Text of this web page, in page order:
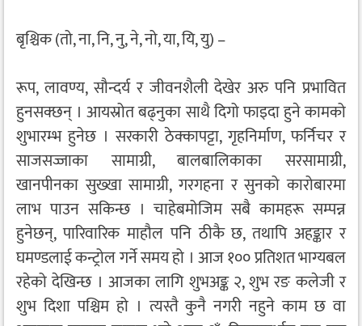
बृश्चिक (तो, ना, नि, नु, ने, नो, या, यि, यु) –
रूप, लावण्य, सौन्दर्य र जीवनशैली देखेर अरु पनि प्रभावित
हुनसक्छन् । आयस्रोत बढ्नुका साथै दिगो फाइदा हुने कामको
शुभारम्भ हुनेछ । सरकारी ठेक्कापट्टा, गृहनिर्माण, फर्निचर र
साजसज्जाका सामाग्री, बालबालिकाका सरसामाग्री,
खानपीनका सुख्खा सामाग्री, गरगहना र सुनको कारोबारमा
लाभ पाउन सकिन्छ । चाहेबमोजिम सबै कामहरू सम्पन्न
हुनेछन्, पारिवारिक माहौल पनि ठीकै छ, तथापि अहङ्कार र
घमण्डलाई कन्ट्रोल गर्ने समय हो । आज १०० प्रतिशत भाग्यबल
रहेको देखिन्छ । आजका लागि शुभअङ्क २, शुभ रङ कलेजी र
शुभ दिशा पश्चिम हो । त्यस्तै कुनै नगरी नहुने काम छ वा